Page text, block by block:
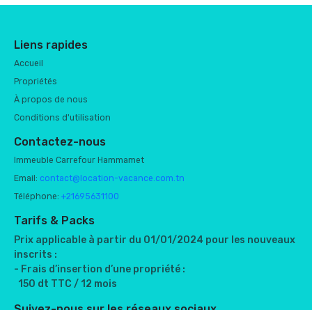
Liens rapides
Accueil
Propriétés
À propos de nous
Conditions d'utilisation
Contactez-nous
Immeuble Carrefour Hammamet
Email: contact@location-vacance.com.tn
Téléphone: +21695631100
Tarifs & Packs
Prix applicable à partir du 01/01/2024 pour les nouveaux
inscrits :
- Frais d’insertion d’une propriété :
150 dt TTC / 12 mois